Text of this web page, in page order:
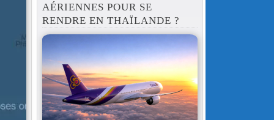
AÉRIENNES POUR SE
RENDRE EN THAÏLANDE ?